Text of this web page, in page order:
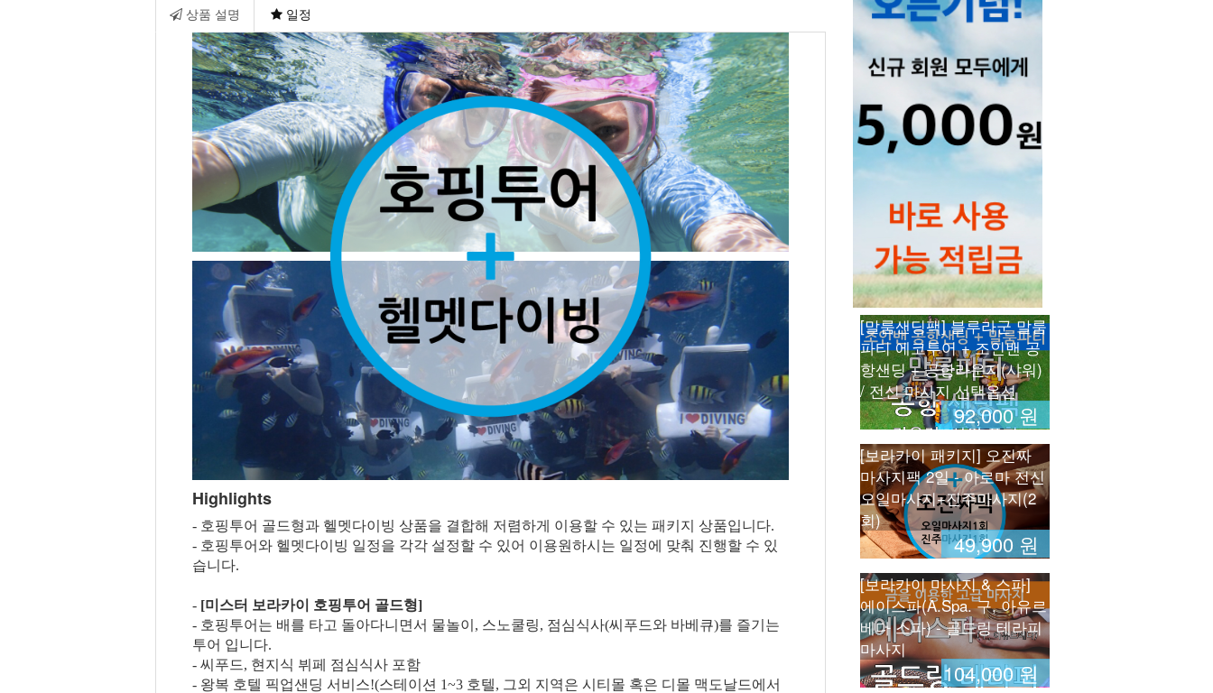
상품 설명 일정
Highlights
- 호핑투어 골드형과 헬멧다이빙 상품을 결합해 저렴하게 이용할 수 있는 패키지 상품입니다.
- 호핑투어와 헬멧다이빙 일정을 각각 설정할 수 있어 이용원하시는 일정에 맞춰 진행할 수 있
습니다.
- [미스터 보라카이 호핑투어 골드형]
- 호핑투어는 배를 타고 돌아다니면서 물놀이, 스노쿨링, 점심식사(씨푸드와 바베큐)를 즐기는
투어 입니다.
- 씨푸드, 현지식 뷔페 점심식사 포함
- 왕복 호텔 픽업샌딩 서비스!(스테이션 1~3 호텔, 그외 지역은 시티몰 혹은 디몰 맥도날드에서
92,000 원
[말룸샌딩팩] 블루라군 말룸
파티 에코투어 + 조인밴 공
항샌딩 + 공항라운지(샤워)
/ 전신 마사지 선택옵션
49,900 원
[보라카이 패키지] 오진짜
마사지팩 2일 - 아로마 전신
오일마사지+진주마사지(2
회)
104,000 원
[보라카이 마사지 & 스파]
에이스파(A.Spa. 구, 아유르
베다 스파) - 골드링 테라피
마사지